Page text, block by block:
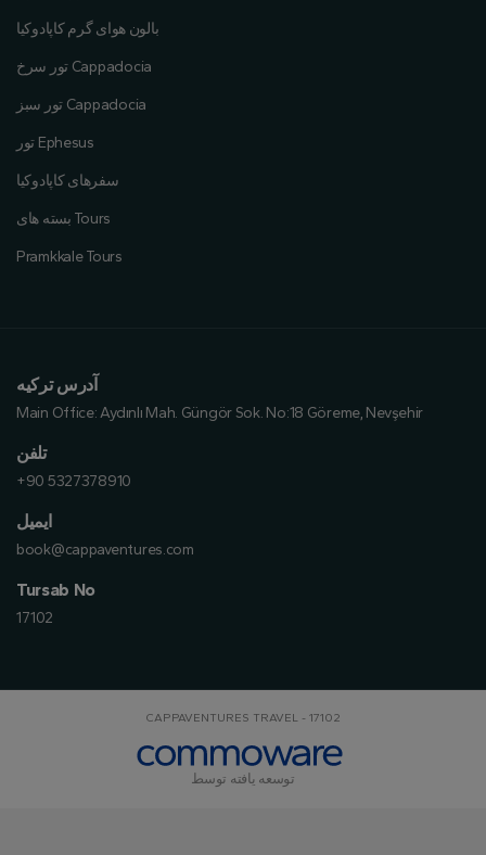
بالون هوای گرم کاپادوکیا
تور سرخ Cappadocia
تور سبز Cappadocia
تور Ephesus
سفرهای کاپادوکیا
بسته های Tours
Pramkkale Tours
آدرس ترکیه
Main Office:Aydınlı Mah. Güngör Sok. No:18 Göreme, Nevşehir
تلفن
+90 5327378910
ایمیل
book@cappaventures.com
Tursab No
17102
CAPPAVENTURES TRAVEL - 17102
توسعه یافته توسط